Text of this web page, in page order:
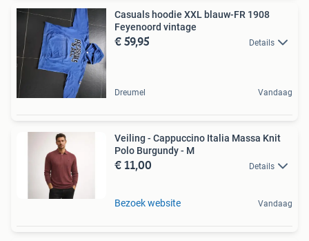
Casuals hoodie XXL blauw-FR 1908
Feyenoord vintage
€ 59,95 Details
Dreumel Vandaag
Veiling - Cappuccino Italia Massa Knit
Polo Burgundy - M
€ 11,00 Details
Bezoek website Vandaag